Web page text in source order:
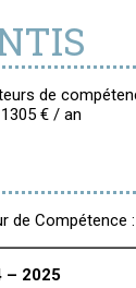
de
€ / an
de Compétence
– 2025